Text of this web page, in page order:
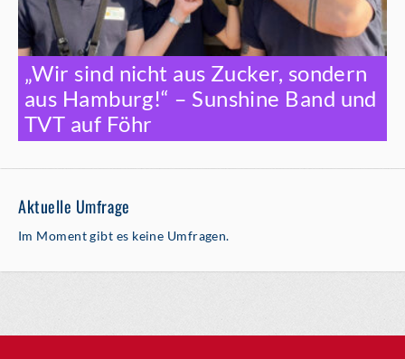
„Wir sind nicht aus Zucker, sondern
aus Hamburg!“ – Sunshine Band und
TVT auf Föhr
Aktuelle Umfrage
Im Moment gibt es keine Umfragen.